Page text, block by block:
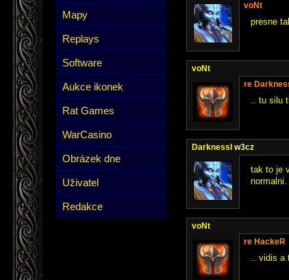
Mapy
Replays
Software
Aukce ikonek
Rat Games
WarCasino
Obrázek dne
Uživatel
Redakce
voNt
presne
voNt
re
.. tu silu
DarknessI w3cz
tak to je
normalni.
voNt
re HackeR
.. vidis a